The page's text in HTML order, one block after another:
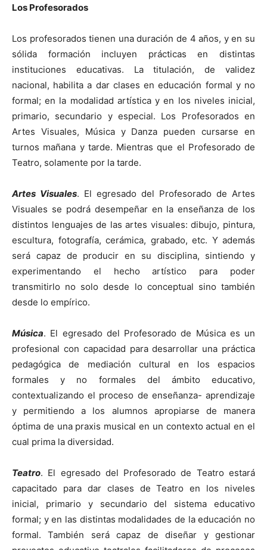
Los Profesorados
Los profesorados tienen una duración de 4 años, y en su
sólida formación incluyen prácticas en distintas
instituciones educativas. La titulación, de validez
nacional, habilita a dar clases en educación formal y no
formal; en la modalidad artística y en los niveles inicial,
primario, secundario y especial. Los Profesorados en
Artes Visuales, Música y Danza pueden cursarse en
turnos mañana y tarde. Mientras que el Profesorado de
Teatro, solamente por la tarde.
Artes Visuales. El egresado del Profesorado de Artes
Visuales se podrá desempeñar en la enseñanza de los
distintos lenguajes de las artes visuales: dibujo, pintura,
escultura, fotografía, cerámica, grabado, etc. Y además
será capaz de producir en su disciplina, sintiendo y
experimentando el hecho artístico para poder
transmitirlo no solo desde lo conceptual sino también
desde lo empírico.
Música. El egresado del Profesorado de Música es un
profesional con capacidad para desarrollar una práctica
pedagógica de mediación cultural en los espacios
formales y no formales del ámbito educativo,
contextualizando el proceso de enseñanza- aprendizaje
y permitiendo a los alumnos apropiarse de manera
óptima de una praxis musical en un contexto actual en el
cual prima la diversidad.
Teatro. El egresado del Profesorado de Teatro estará
capacitado para dar clases de Teatro en los niveles
inicial, primario y secundario del sistema educativo
formal; y en las distintas modalidades de la educación no
formal. También será capaz de diseñar y gestionar